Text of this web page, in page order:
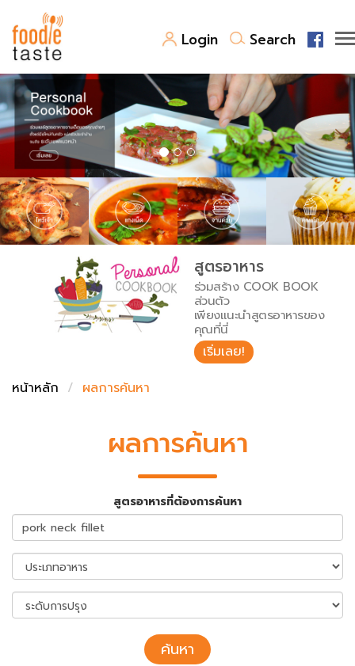
Login Search
สูตรอาหาร
สูตรอาหารล่าสุด
Top Foodie
พาไปชิม
สารพันก้นครัว
เคล็ดลับน่ารู้
เปรียบเทียบหน่วยการตวง
เปรียบเทียบอุณหภูมิ
เปรียบเทียบน้ำหนักวัตถุดิบ
FoodPedia
สร้าง Cookbook
สูตรอาหาร
ร่วมสร้าง COOK BOOK
ส่วนตัว
เพียงแนะนำสูตรอาหารของ
คุณที่นี่
เริ่มเลย!
หน้าหลัก
ผลการค้นหา
ผลการค้นหา
สูตรอาหารที่ต้องการค้นหา
ค้นหา